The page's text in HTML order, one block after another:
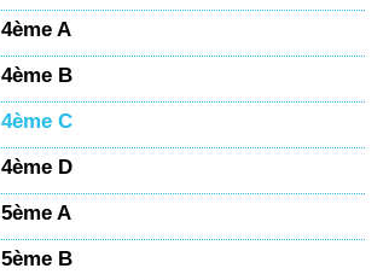
4ème A
4ème B
4ème C
4ème D
5ème A
5ème B